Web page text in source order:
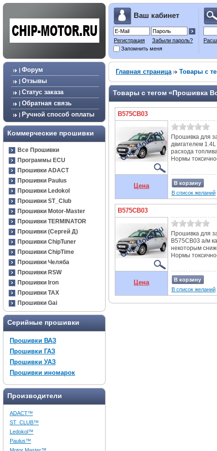
Ваш кабинет
Регистрация
Забыли пароль?
Запомнить меня
| Форум
| Отзывы
| Статус заказа
| Обратная связь
| Ручной способ оплаты
Коммерческие прошивки
Все Прошивки
Программы ECU
Прошивки ADACT
Прошивки Paulus
Прошивки Ledokol
Прошивки ST_Club
Прошивки Motor-Master
Прошивки TERMINATOR
Прошивки (Сергей Д)
Прошивки ChipTuner
Прошивки ChipTime
Прошивки Челяба
Прошивки RSW
Прошивки Iron
Прошивки TAX
Прошивки Gai
Серийные прошивки
Прошивки ВАЗ
Прошивки ГАЗ
Прошивки УАЗ
Прошивки иномарок
Производители
ADACT™
ST_CLUB™
Ledokol™
Paulus™
Главная страница Товары с
Товары с тегом «Прошивка
B575CB03
Прошивка для
двигателем
расхода
Нормы
Цена
В корзину
В список желаний
B575CB03
Прошивка для
B575СB03 а/м
некоторым
Нормы
Цена
В корзину
В список желаний